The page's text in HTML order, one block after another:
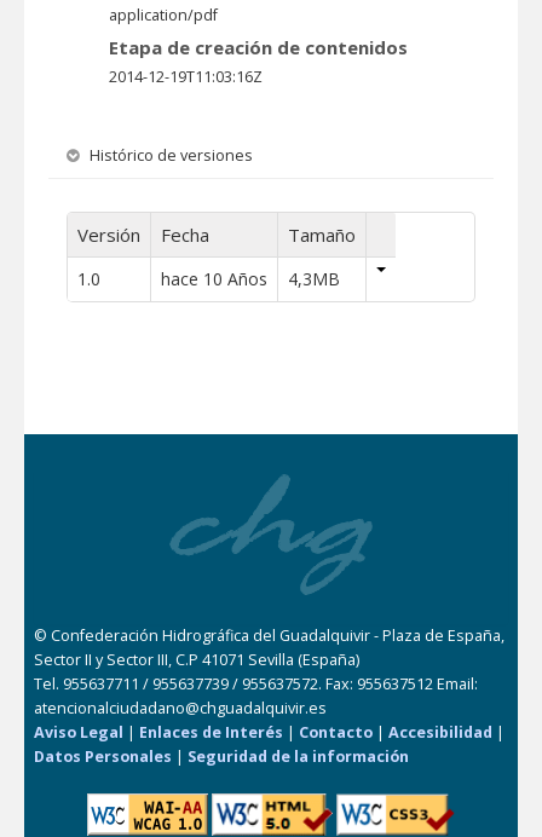
application/pdf
Etapa de creación de contenidos
2014-12-19T11:03:16Z
Histórico de versiones
Versión Fecha Tamaño
1.0 hace 10 Años 4,3MB
© Confederación Hidrográfica del Guadalquivir - Plaza de España,
Sector II y Sector III, C.P 41071 Sevilla (España)
Tel. 955637711 / 955637739 / 955637572. Fax: 955637512 Email:
atencionalciudadano@chguadalquivir.es
Aviso Legal | Enlaces de Interés | Contacto |Accesibilidad |
Datos Personales | Seguridad de la información